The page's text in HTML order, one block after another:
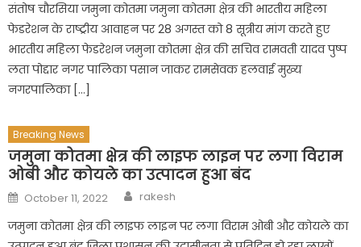
संतोष चौरसिया जमुना कोतमा जमुना कोतमा क्षेत्र की भारतीय महिला
फेडरेशन के राष्ट्रीय आवाहन पर 28 अगस्त को 8 सूत्रीय मांग करते हुए
भारतीय महिला फेडरेशन जमुना कोतमा क्षेत्र की सचिव रामवती यादव पुष्प
लता पोद्दार नगर पालिका पसान जाकर रामसेवक हलवाई मुख्य
नगरपालिका […]
Breaking News
जमुना कोतमा क्षेत्र की लाइफ लाइन पर लगा विराम
ओबी और कोयले का उत्पादन हुआ बंद
Posted
on
October 11, 2022 Author
rakesh
जमुना कोतमा क्षेत्र की लाइफ लाइन पर लगा विराम ओबी और कोयले का